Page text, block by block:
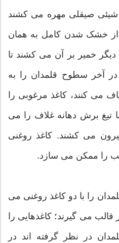
شیئی صیقلی مهره می کشند
از خشک شدن کامل به همان
خمیر بر آن می کشند تا
آخر سطوح قلمدان را به
می کنند، کاغذ مرغوبی را
تیغ برش دهانه غلاف را می
می کشند. کاغذ روغنی
را ممکن می سازد.
را با دو کاغذ روغنی می
می گیرند؛ کاغذهایی را
در نظر گرفته اند در